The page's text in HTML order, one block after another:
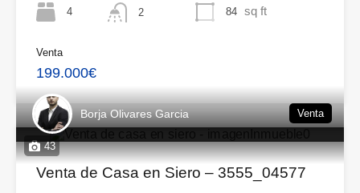
4 2 84 sq ft
Venta
199.000€
43
Borja Olivares Garcia Venta
Venta de Casa en Siero – 3555_04577